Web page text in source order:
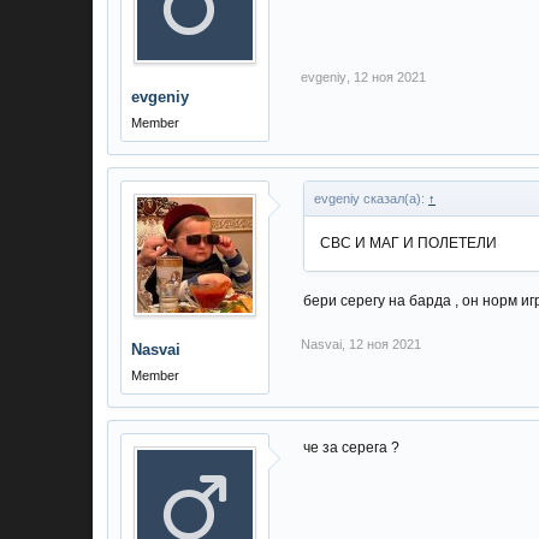
evgeniy
Member
evgeniy 12 ноя 2021
Nasvai
Member
evgeniy сказал(а): ↑
СВС И МАГ И ПОЛЕТЕЛИ
бери серегу на барда , он норм
Nasvai 12 ноя 2021
че за серега ?